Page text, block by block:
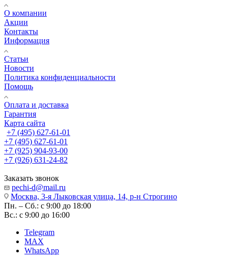
О компании
Акции
Контакты
Информация
Статьи
Новости
Политика конфиденциальности
Помощь
Оплата и доставка
Гарантия
Карта сайта
+7 (495) 627-61-01
+7 (495) 627-61-01
+7 (925) 904-93-00
+7 (926) 631-24-82
Заказать звонок
pechi-d@mail.ru
Москва, 3-я Лыковская улица, 14, р-н Строгино
Пн. – Сб.: с 9:00 до 18:00
Вс.: с 9:00 до 16:00
Telegram
MAX
WhatsApp